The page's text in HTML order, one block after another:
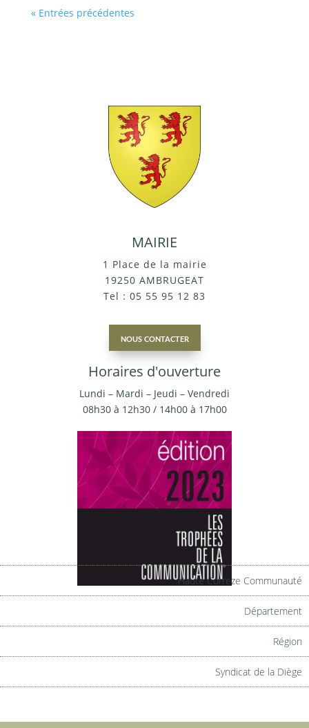
« Entrées précédentes
MAIRIE
1 Place de la mairie
19250 AMBRUGEAT
Tel : 05 55 95 12 83
nous contacter
Horaires d'ouverture
Lundi – Mardi – Jeudi – Vendredi
08h30 à 12h30 / 14h00 à 17h00
Haute Corrèze Communauté
Département
Région
Syndicat de la Diège